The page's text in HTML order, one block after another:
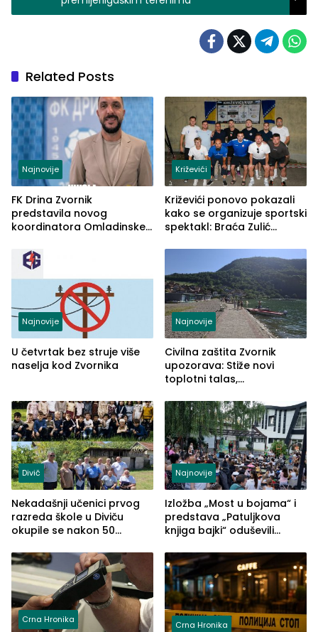
Related Posts
Najnovije
FK Drina Zvornik
predstavila novog
koordinatora Omladinske
Križevići
Križevići ponovo pokazali
kako se organizuje sportski
spektakl: Braća Zulić
Najnovije
U četvrtak bez struje više
naselja kod Zvornika
Najnovije
Civilna zaštita Zvornik
upozorava: Stiže novi
toplotni talas,
Divič
Nekadašnji učenici prvog
razreda škole u Diviču
okupile se nakon 50
Pašić im održao čas
(FOTO)
Najnovije
Izložba „Most u bojama“ i
predstava „Patuljkova
knjiga bajki“ oduševili
Crna Hronika Crna Hronika